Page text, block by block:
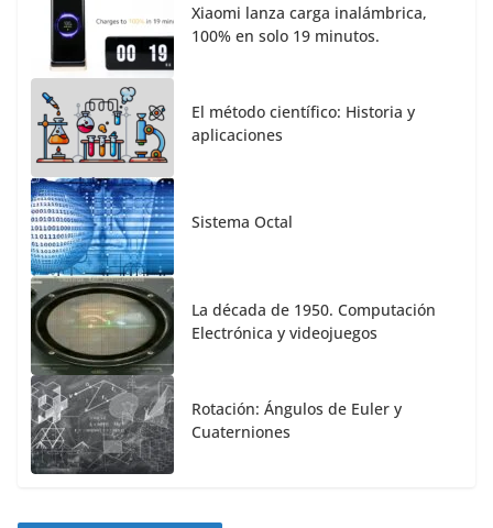
Xiaomi lanza carga inalámbrica,
100% en solo 19 minutos.
El método científico: Historia y
aplicaciones
Sistema Octal
La década de 1950. Computación
Electrónica y videojuegos
Rotación: Ángulos de Euler y
Cuaterniones